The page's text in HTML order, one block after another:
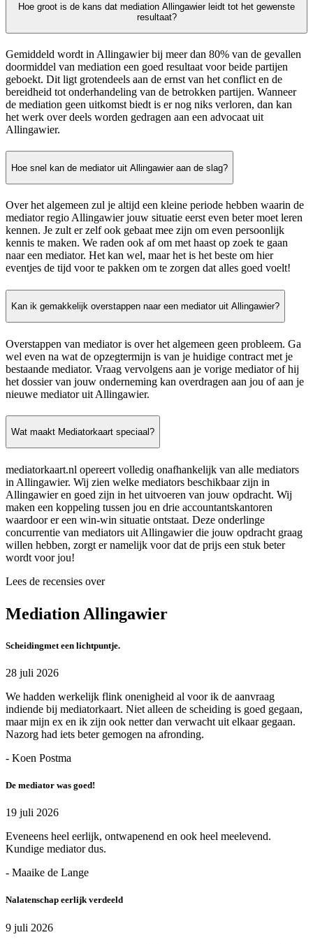
Hoe groot is de kans dat mediation Allingawier leidt tot het gewenste
resultaat?
Gemiddeld wordt in Allingawier bij meer dan 80% van de gevallen
doormiddel van mediation een goed resultaat voor beide partijen
geboekt. Dit ligt grotendeels aan de ernst van het conflict en de
bereidheid tot onderhandeling van de betrokken partijen. Wanneer
de mediation geen uitkomst biedt is er nog niks verloren, dan kan
het werk over deels worden gedragen aan een advocaat uit
Allingawier.
Hoe snel kan de mediator uit Allingawier aan de slag?
Over het algemeen zul je altijd een kleine periode hebben waarin de
mediator regio Allingawier jouw situatie eerst even beter moet leren
kennen. Je zult er zelf ook gebaat mee zijn om even persoonlijk
kennis te maken. We raden ook af om met haast op zoek te gaan
naar een mediator. Het kan wel, maar het is het beste om hier
eventjes de tijd voor te pakken om te zorgen dat alles goed voelt!
Kan ik gemakkelijk overstappen naar een mediator uit Allingawier?
Overstappen van mediator is over het algemeen geen probleem. Ga
wel even na wat de opzegtermijn is van je huidige contract met je
bestaande mediator. Vraag vervolgens aan je vorige mediator of hij
het dossier van jouw onderneming kan overdragen aan jou of aan je
nieuwe mediator uit Allingawier.
Wat maakt Mediatorkaart speciaal?
mediatorkaart.nl opereert volledig onafhankelijk van alle mediators
in Allingawier. Wij zien welke mediators beschikbaar zijn in
Allingawier en goed zijn in het uitvoeren van jouw opdracht. Wij
maken een koppeling tussen jou en drie accountantskantoren
waardoor er een win-win situatie ontstaat. Deze onderlinge
concurrentie van mediators uit Allingawier die jouw opdracht graag
willen hebben, zorgt er namelijk voor dat de prijs een stuk beter
wordt voor jou!
Lees de recensies over
Mediation Allingawier
Scheidingmet een lichtpuntje.
28 juli 2026
We hadden werkelijk flink onenigheid al voor ik de aanvraag
indiende bij mediatorkaart. Niet alleen de scheiding is goed gegaan,
maar mijn ex en ik zijn ook netter dan verwacht uit elkaar gegaan.
Nazorg had iets beter gemogen na afronding.
- Koen Postma
De mediator was goed!
19 juli 2026
Eveneens heel eerlijk, ontwapenend en ook heel meelevend.
Kundige mediator dus.
- Maaike de Lange
Nalatenschap eerlijk verdeeld
9 juli 2026